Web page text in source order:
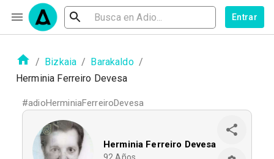
Entrar
/ Bizkaia / Barakaldo /
Herminia Ferreiro Devesa
#adioHerminiaFerreiroDevesa
Herminia Ferreiro Devesa
92 Años